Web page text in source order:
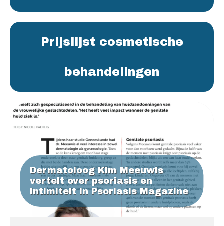
Prijslijst cosmetische
behandelingen
Dermatoloog Kim Meeuwis
vertelt over psoriasis en
intimiteit in Psoriasis Magazine